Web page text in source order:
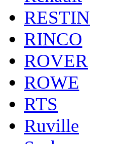
RESTIN
RINCO
ROVER
ROWE
RTS
Ruville